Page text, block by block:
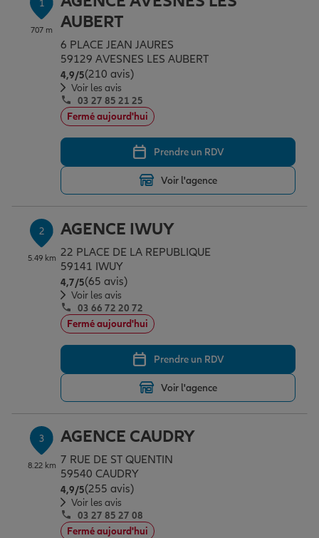
Assurance emprunteur
Prévoyance et dépendance
Assurance animal de compagnie
Protection de la famille
Protection juridique
Épargne & retraite
Plan épargne retraite
Assurance vie
Placements financiers
Transmission
Vos projets
Partir en vacances
Déménager
Départ à la retraite
Préparer l’avenir
Conseil assurance
Outre-mer
Assurance habitation
Le Pack Famille
Garantie des accidents de la vie
Assurance scolaire
Protection juridique
Retraite
Allianz en France
1
707 m
AUBERT
6 PLACE JEAN JAURES
59129 AVESNES LES AUBERT
4,9/5Note de 4.9 sur 5
(210 avis)
Voir les avis
03 27 85 21 25
Fermé aujourd'hui
Prendre un RDV
Voir l'agence
2
5.49 km
AGENCE IWUY
22 PLACE DE LA REPUBLIQUE
59141 IWUY
4,7/5Note de 4.7 sur 5
(65 avis)
Voir les avis
03 66 72 20 72
Fermé aujourd'hui
Prendre un RDV
Voir l'agence
3
8.22 km
AGENCE CAUDRY
7 RUE DE ST QUENTIN
59540 CAUDRY
4,9/5Note de 4.9 sur 5
(255 avis)
Voir les avis
03 27 85 27 08
Fermé aujourd'hui